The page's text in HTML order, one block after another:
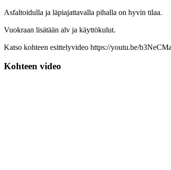
Asfaltoidulla ja läpiajattavalla pihalla on hyvin tilaa.
Vuokraan lisätään alv ja käyttökulut.
Katso kohteen esittelyvideo https://youtu.be/
Kohteen video